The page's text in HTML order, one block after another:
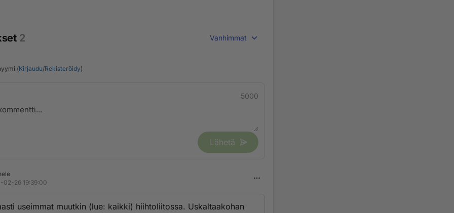
2 Vanhimmat
(Kirjaudu/Rekisteröidy)
5000
Lähetä
02-26 19:39:00
useimmat muutkin (lue: kaikki) hiihtoliitossa. Uskaltaakohan